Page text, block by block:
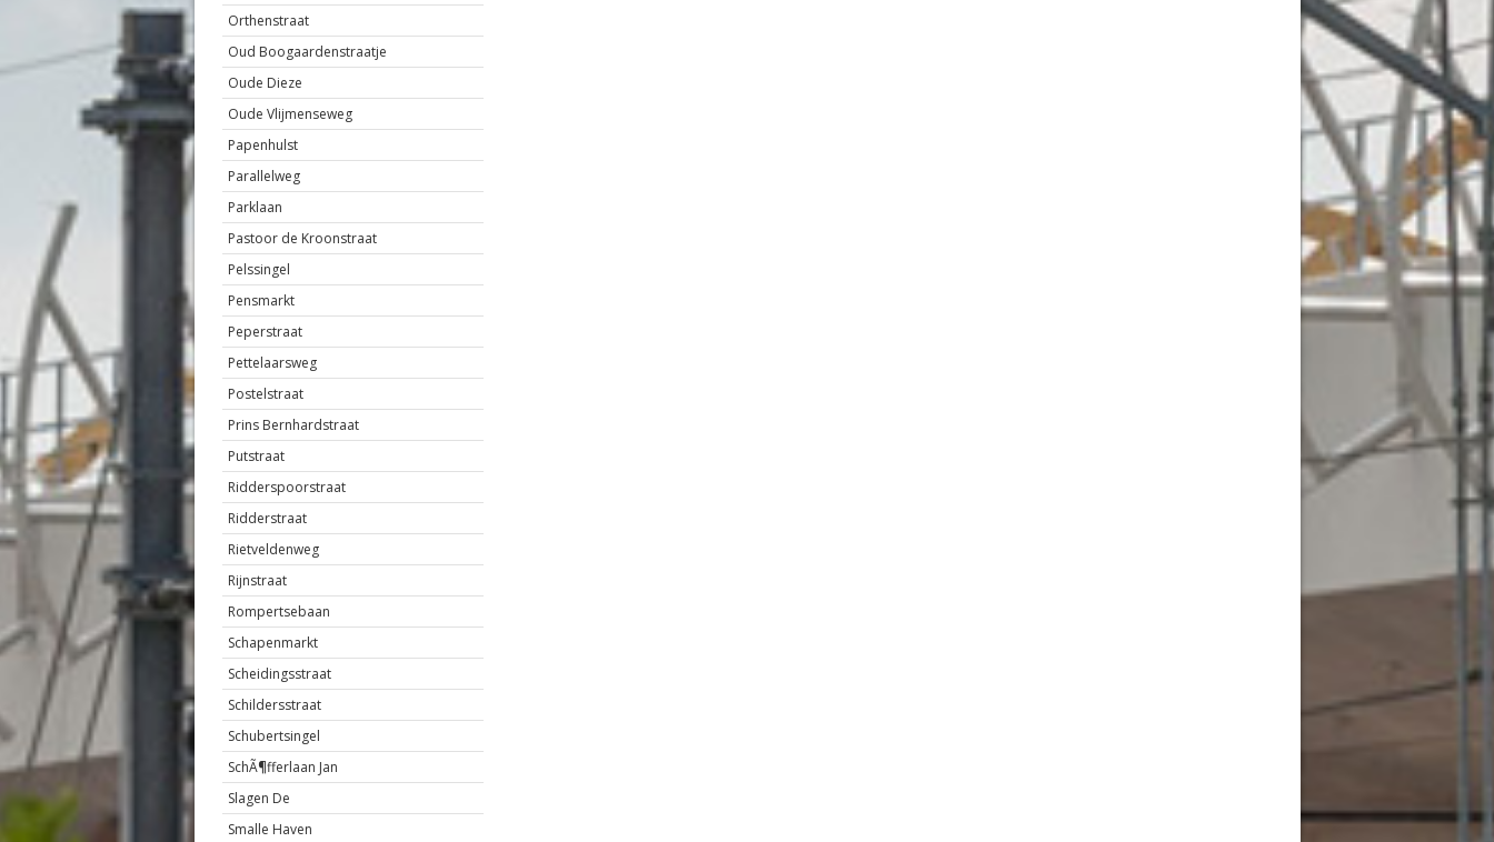
Orthenstraat
Oud Boogaardenstraatje
Oude Dieze
Oude Vlijmenseweg
Papenhulst
Parallelweg
Parklaan
Pastoor de Kroonstraat
Pelssingel
Pensmarkt
Peperstraat
Pettelaarsweg
Postelstraat
Prins Bernhardstraat
Putstraat
Ridderspoorstraat
Ridderstraat
Rietveldenweg
Rijnstraat
Rompertsebaan
Schapenmarkt
Scheidingsstraat
Schildersstraat
Schubertsingel
SchÃ¶fferlaan Jan
Slagen De
Smalle Haven